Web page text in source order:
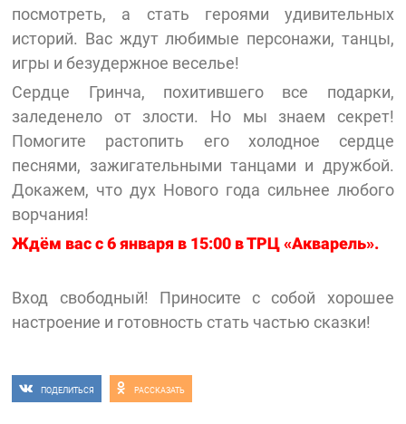
посмотреть, а стать героями удивительных
историй. Вас ждут любимые персонажи, танцы,
игры и безудержное веселье!
Сердце Гринча, похитившего все подарки,
заледенело от злости. Но мы знаем секрет!
Помогите растопить его холодное сердце
песнями, зажигательными танцами и дружбой.
Докажем, что дух Нового года сильнее любого
ворчания!
Ждём вас с 6 января в 15:00 в ТРЦ «Акварель».
Вход свободный! Приносите с собой хорошее
настроение и готовность стать частью сказки!
ПОДЕЛИТЬСЯ РАССКАЗАТЬ